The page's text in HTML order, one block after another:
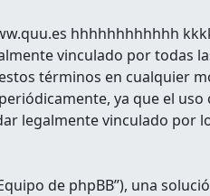
hhhhhhhhhhhh
vinculado por todas
términos en cualquier
ya que el uso
legalmente vinculado por
de phpBB”), una